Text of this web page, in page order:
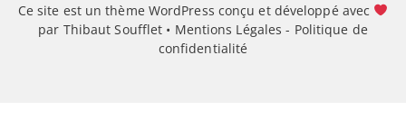
Ce site est un thème WordPress conçu et développé avec
par Thibaut Soufflet • Mentions Légales - Politique de
confidentialité